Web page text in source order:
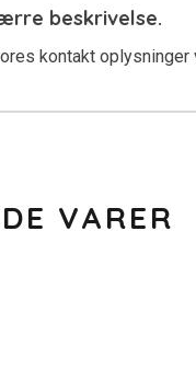
beskrivelse.
kontakt oplysninger
VARER